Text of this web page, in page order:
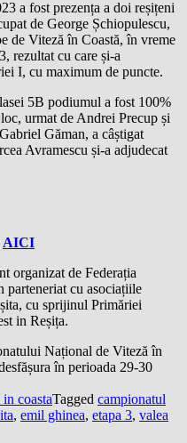
a fost prezența a doi reșițeni
de George Șchiopulescu,
de Viteză în Coastă, în vreme
rezultat cu care și-a
I, cu maximum de puncte.
5B podiumul a fost 100%
urmat de Andrei Precup și
Găman, a câștigat
Avramescu și-a adjudecat
AICI
organizat de Federația
cu asociațiile
cu sprijinul Primăriei
in Reșița.
Național de Viteză în
în perioada 29-30
coastaTagged campionatul
, emil ghinea, etapa 3, valea